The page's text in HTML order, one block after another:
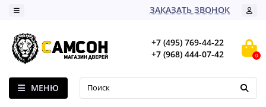
ЗАКАЗАТЬ ЗВОНОК
+7 (495) 769-44-22
+7 (968) 444-07-42
0
МЕНЮ